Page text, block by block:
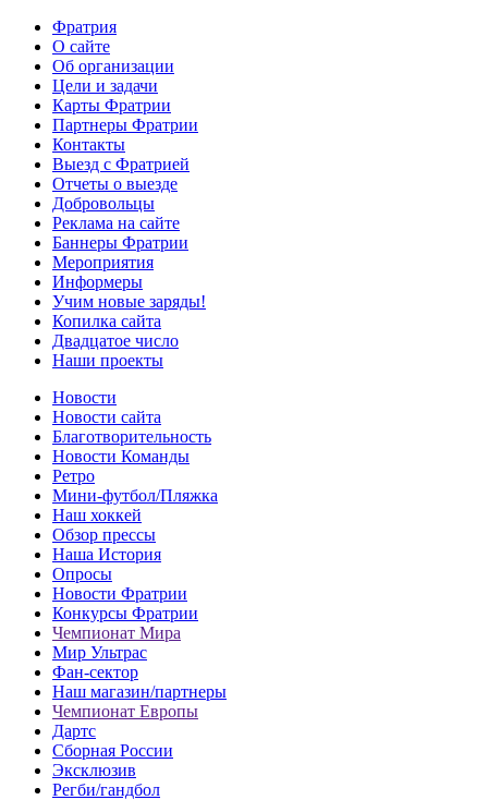
Фратрия
О сайте
Об организации
Цели и задачи
Карты Фратрии
Партнеры Фратрии
Контакты
Выезд с Фратрией
Отчеты о выезде
Добровольцы
Реклама на сайте
Баннеры Фратрии
Мероприятия
Информеры
Учим новые заряды!
Копилка сайта
Двадцатое число
Наши проекты
Новости
Новости сайта
Благотворительность
Новости Команды
Ретро
Мини-футбол/Пляжка
Наш хоккей
Обзор прессы
Наша История
Опросы
Новости Фратрии
Конкурсы Фратрии
Чемпионат Мира
Мир Ультрас
Фан-cектор
Наш магазин/партнеры
Чемпионат Европы
Дартс
Сборная России
Эксклюзив
Регби/гандбол